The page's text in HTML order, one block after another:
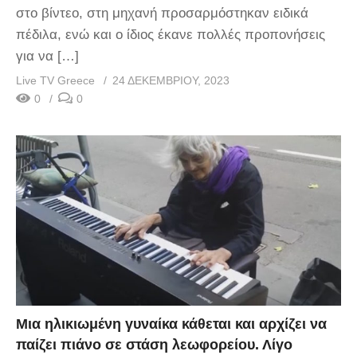
στο βίντεο, στη μηχανή προσαρμόστηκαν ειδικά
πέδιλα, ενώ και ο ίδιος έκανε πολλές προπονήσεις
για να […]
Live TV Greece
24 ΔΕΚΕΜΒΡΊΟΥ, 2023
0
0
Μια ηλικιωμένη γυναίκα κάθεται και αρχίζει να
παίζει πιάνο σε στάση λεωφορείου. Λίγο